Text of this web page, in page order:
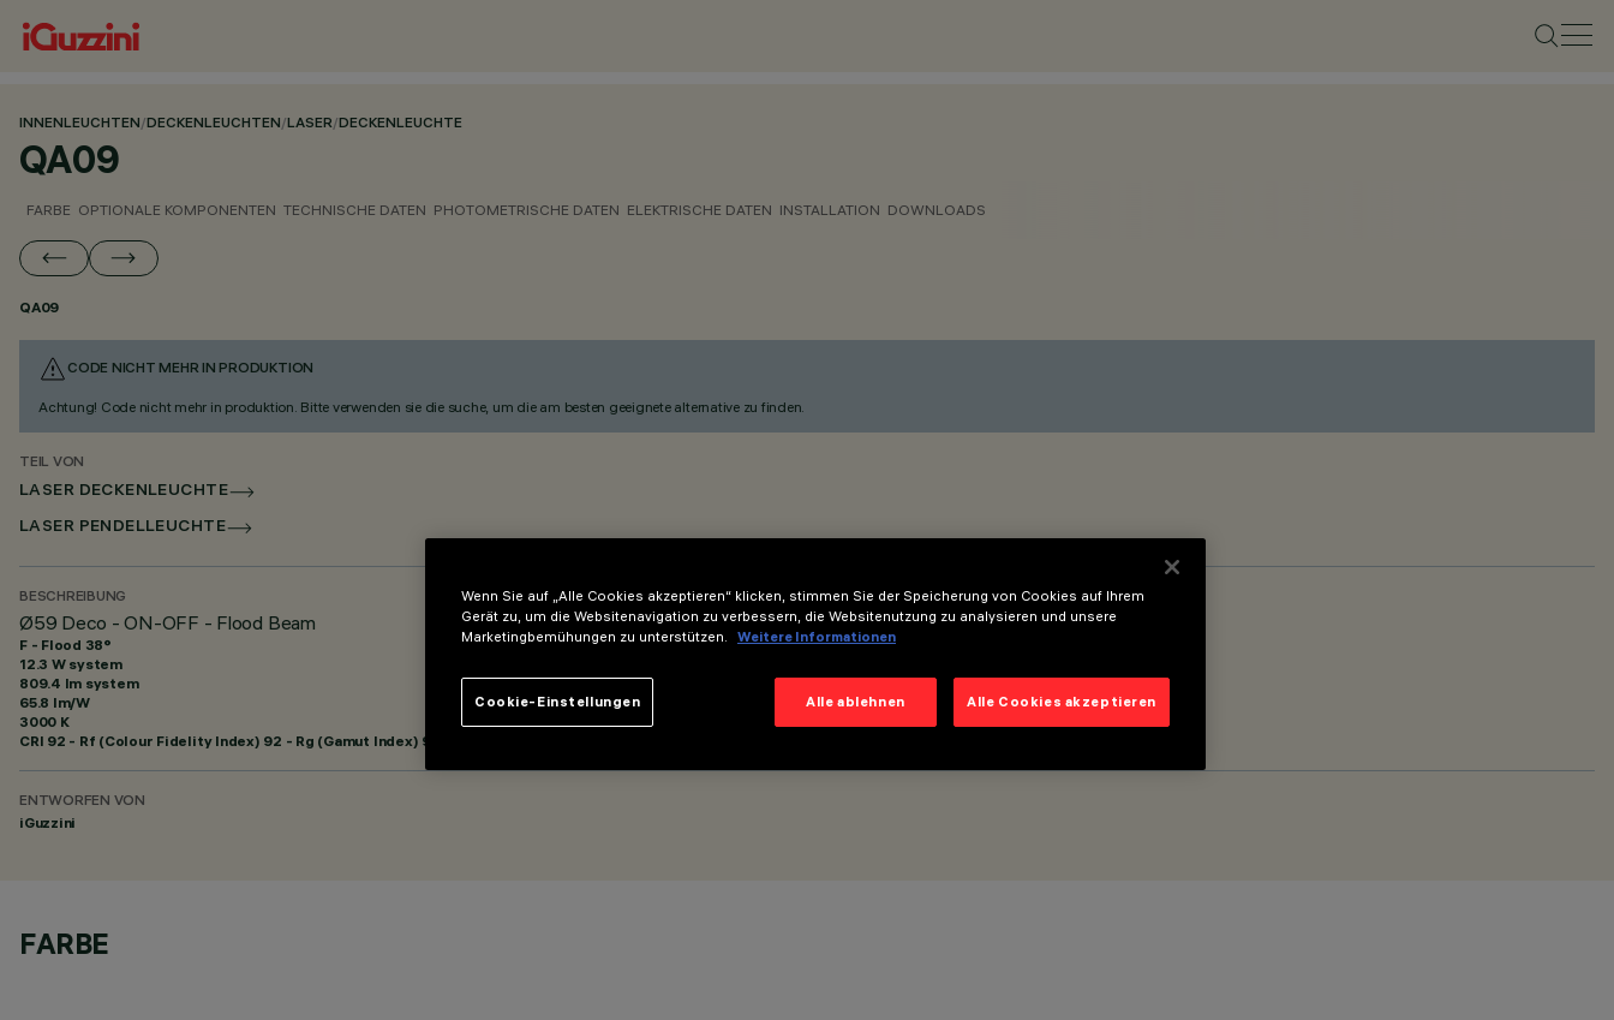
INNENLEUCHTEN/DECKENLEUCHTEN/LASER/DECKENLEUCHTE
QA09
FARBE OPTIONALE KOMPONENTEN TECHNISCHE DATEN PHOTOMETRISCHE DATEN ELEKTRISCHE DATEN INSTALLATION DOWNLOADS
QA09
CODE NICHT MEHR IN PRODUKTION
Achtung! Code nicht mehr in produktion. Bitte verwenden sie die suche, um die am besten geeignete alternative zu finden.
TEIL VON
LASER DECKENLEUCHTE
LASER PENDELLEUCHTE
BESCHREIBUNG
Ø59 Deco - ON-OFF - Flood Beam
F - Flood 38°
12.3 W system
809.4 lm system
65.8 lm/W
3000 K
CRI 92 - Rf (Colour Fidelity Index) 92 - Rg (Gamut Index) 99
ENTWORFEN VON
iGuzzini
FARBE
Wenn Sie auf „Alle Cookies akzeptieren“ klicken, stimmen Sie der Speicherung von Cookies auf Ihrem
Gerät zu, um die Websitenavigation zu verbessern, die Websitenutzung zu analysieren und unsere
Marketingbemühungen zu unterstützen.
Weitere Informationen
Alle ablehnen Alle Cookies akzeptieren
Cookie-Einstellungen